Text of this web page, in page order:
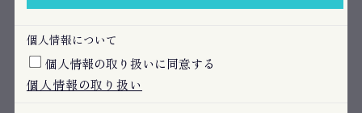
個人情報について
個人情報の取り扱いに同意する
個人情報の取り扱い